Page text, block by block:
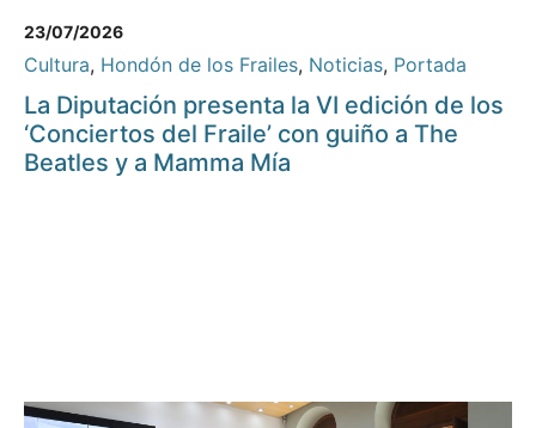
23/07/2026
Cultura, Hondón de los Frailes, Noticias, Portada
La Diputación presenta la VI edición de los
‘Conciertos del Fraile’ con guiño a The
Beatles y a Mamma Mía